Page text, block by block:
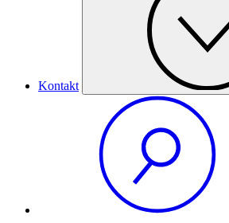
Kontakt